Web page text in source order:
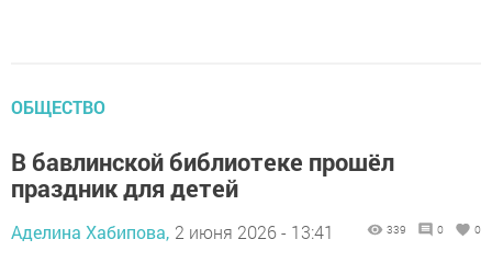
ОБЩЕСТВО
В бавлинской библиотеке прошёл
праздник для детей
Аделина Хабипова, 2 июня 2026 - 13:41 339 0 0